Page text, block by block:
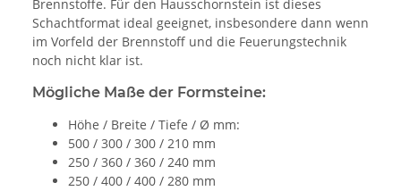
Brennstoffe. Für den Hausschornstein ist dieses
Schachtformat ideal geeignet, insbesondere dann wenn
im Vorfeld der Brennstoff und die Feuerungstechnik
noch nicht klar ist.
Mögliche Maße der Formsteine:
Höhe / Breite / Tiefe / Ø mm:
500 / 300 / 300 / 210 mm
250 / 360 / 360 / 240 mm
250 / 400 / 400 / 280 mm